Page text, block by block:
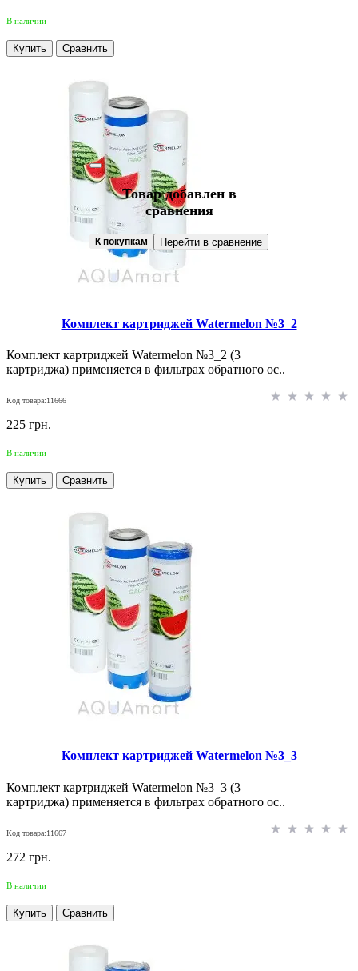
В наличии
Купить Сравнить
Комплект картриджей Watermelon №3_2
Комплект картриджей Watermelon №3_2 (3
картриджа) применяется в фильтрах обратного ос..
Код товара:11666
225 грн.
В наличии
Купить Сравнить
Комплект картриджей Watermelon №3_3
Комплект картриджей Watermelon №3_3 (3
картриджа) применяется в фильтрах обратного ос..
Код товара:11667
272 грн.
В наличии
Купить Сравнить
Товар добавлен в
сравнения
К покупкам Перейти в сравнение